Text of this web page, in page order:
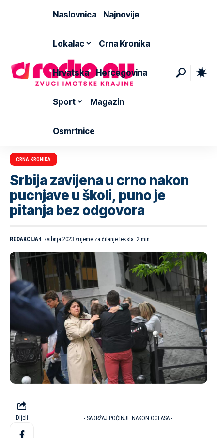
Naslovnica Najnovije
Lokalac Crna Kronika
Hrvatska Hercegovina
Sport Magazin
Osmrtnice
CRNA KRONIKA
Srbija zavijena u crno nakon
pucnjave u školi, puno je
pitanja bez odgovora
REDAKCIJA4. svibnja 2023.vrijeme za čitanje teksta: 2 min.
Dijeli - SADRŽAJ POČINJE NAKON OGLASA -